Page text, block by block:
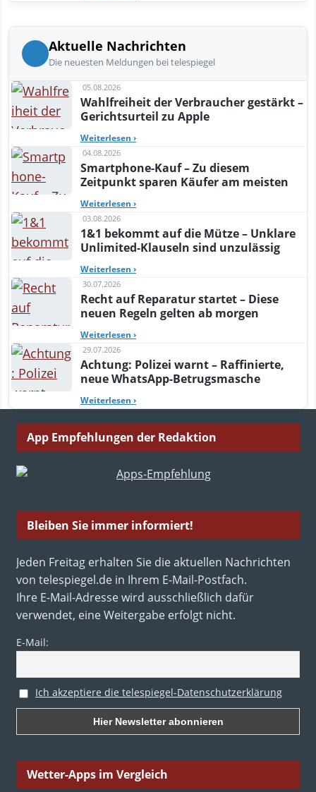
Aktuelle Nachrichten
Die neuesten Meldungen bei telespiegel
05.08.2026
Wahlfreiheit der Verbraucher gestärkt –
Gerichtsurteil zu Apple
Weiterlesen ›
04.08.2026
Smartphone-Kauf – Zu diesem
Zeitpunkt sparen Käufer am meisten
Weiterlesen ›
03.08.2026
1&1 bekommt auf die Mütze – Unklare
Unlimited-Klauseln sind unzulässig
Weiterlesen ›
30.07.2026
Recht auf Reparatur startet – Diese
neuen Regeln gelten ab morgen
Weiterlesen ›
29.07.2026
Achtung: Polizei warnt – Raffinierte,
neue WhatsApp-Betrugsmasche
Weiterlesen ›
App Empfehlungen der Redaktion
Bleiben Sie immer informiert!
Jeden Freitag erhalten Sie die aktuellen Nachrichten
von telespiegel.de in Ihrem E-Mail-Postfach.
Ihre E-Mail-Adresse wird ausschließlich dafür
verwendet, eine Weitergabe erfolgt nicht.
E-Mail:
Ich akzeptiere die telespiegel-Datenschutzerklärung
Wetter-Apps im Vergleich